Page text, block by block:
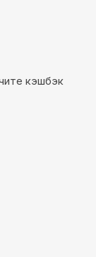
кэшбэк